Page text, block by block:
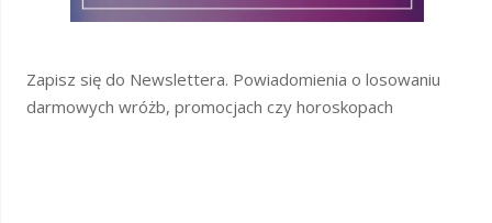
Zapisz się do Newslettera. Powiadomienia o losowaniu
darmowych wróżb, promocjach czy horoskopach